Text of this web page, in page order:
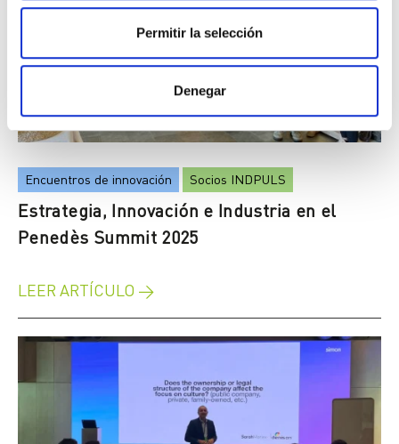
Permitir la selección
Denegar
Encuentros de innovación Socios INDPULS
Estrategia, Innovación e Industria en el
Penedès Summit 2025
LEER ARTÍCULO →